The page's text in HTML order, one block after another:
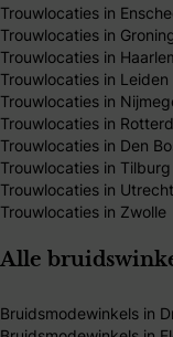
Trouwlocaties in
Trouwlocaties in
Trouwlocaties in
Trouwlocaties in Leiden
Trouwlocaties in
Trouwlocaties in
Trouwlocaties in Den
Trouwlocaties in Tilburg
Trouwlocaties in Utrecht
Trouwlocaties in Zwolle
Alle
Bruidsmodewinkels in